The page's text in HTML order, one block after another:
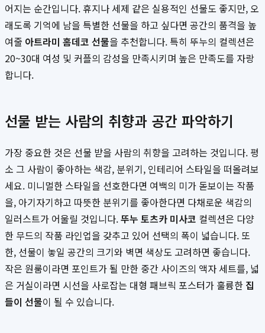
어지는 순간입니다. 휴지나 세제 같은 실용적인 선물도 좋지만, 오
래도록 기억에 남을 특별한 선물을 하고 싶다면 공간의 품격을 높
여줄 아트라미 홈데코 선물을 추천합니다. 특히 뚜누의 컬렉션은
20~30대 여성 및 커플의 감성을 만족시키며 높은 만족도를 자랑
합니다.
선물 받는 사람의 취향과 공간 파악하기
가장 중요한 것은 선물 받을 사람의 취향을 고려하는 것입니다. 평
소 그 사람이 좋아하는 색감, 분위기, 인테리어 스타일을 떠올려보
세요. 미니멀한 스타일을 선호한다면 여백의 미가 돋보이는 작품
을, 아기자기하고 따뜻한 분위기를 좋아한다면 다채로운 색감의
일러스트가 어울릴 것입니다.뚜누 토츠카 미사코 컬렉션은 다양
한 무드의 작품 라인업을 갖추고 있어 선택의 폭이 넓습니다. 또
한, 선물이 놓일 공간의 크기와 벽면 색상도 고려하면 좋습니다.
작은 원룸이라면 포인트가 될 만한 중간 사이즈의 액자 세트를, 넓
은 거실이라면 시선을 사로잡는 대형 패브릭 포스터가 훌륭한 집
들이 선물이 될 수 있습니다.